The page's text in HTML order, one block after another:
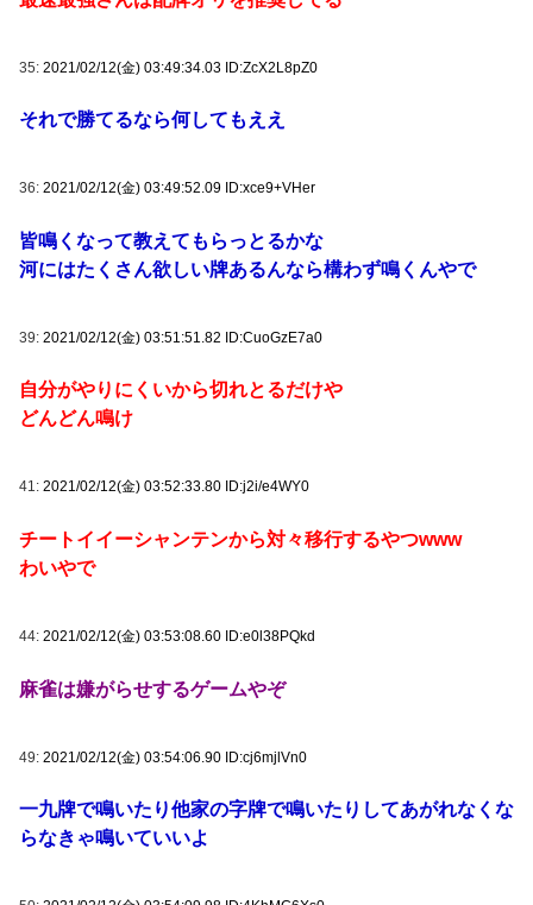
35: 2021/02/12(金) 03:49:34.03 ID:ZcX2L8pZ0
それで勝てるなら何してもええ
36: 2021/02/12(金) 03:49:52.09 ID:xce9+VHer
皆鳴くなって教えてもらっとるかな
河にはたくさん欲しい牌あるんなら構わず鳴くんやで
39: 2021/02/12(金) 03:51:51.82 ID:CuoGzE7a0
自分がやりにくいから切れとるだけや
どんどん鳴け
41: 2021/02/12(金) 03:52:33.80 ID:j2i/e4WY0
チートイイーシャンテンから対々移行するやつwww
わいやで
44: 2021/02/12(金) 03:53:08.60 ID:e0l38PQkd
麻雀は嫌がらせするゲームやぞ
49: 2021/02/12(金) 03:54:06.90 ID:cj6mjlVn0
一九牌で鳴いたり他家の字牌で鳴いたりしてあがれなくな
らなきゃ鳴いていいよ